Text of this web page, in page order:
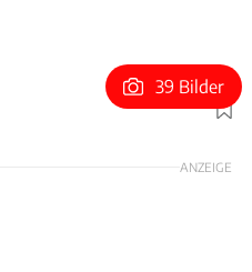
Foto: Stefan Baldauf
39 Bilder
ANZEIGE